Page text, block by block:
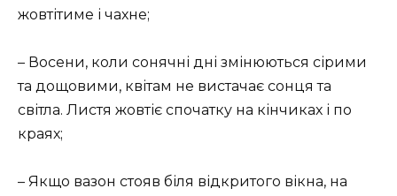
жовтітиме і чахне;
– Восени, коли сонячні дні змінюються сірими
та дощовими, квітам не вистачає сонця та
світла. Листя жовтіє спочатку на кінчиках і по
краях;
– Якщо вазон стояв біля відкритого вікна, на